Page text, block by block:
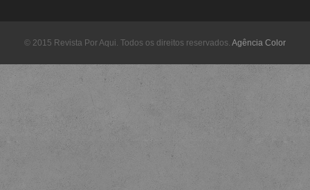
© 2015 Revista Por Aqui. Todos os direitos reservados. Agência Color